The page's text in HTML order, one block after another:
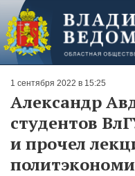
1 сентября 2022 в 15:25
Александр
студентов
и прочел